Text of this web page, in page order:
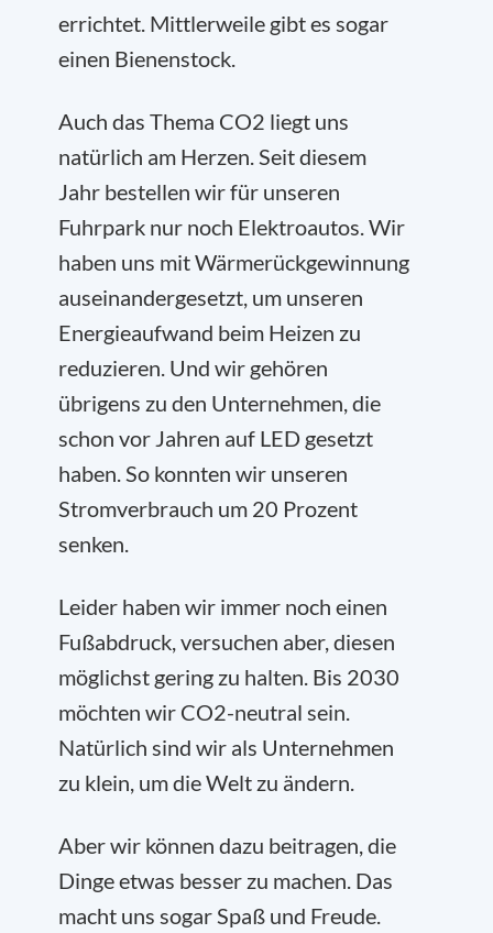
errichtet. Mittlerweile gibt es sogar
einen Bienenstock.
Auch das Thema CO2 liegt uns
natürlich am Herzen. Seit diesem
Jahr bestellen wir für unseren
Fuhrpark nur noch Elektroautos. Wir
haben uns mit Wärmerückgewinnung
auseinandergesetzt, um unseren
Energieaufwand beim Heizen zu
reduzieren. Und wir gehören
übrigens zu den Unternehmen, die
schon vor Jahren auf LED gesetzt
haben. So konnten wir unseren
Stromverbrauch um 20 Prozent
senken.
Leider haben wir immer noch einen
Fußabdruck, versuchen aber, diesen
möglichst gering zu halten. Bis 2030
möchten wir CO2-neutral sein.
Natürlich sind wir als Unternehmen
zu klein, um die Welt zu ändern.
Aber wir können dazu beitragen, die
Dinge etwas besser zu machen. Das
macht uns sogar Spaß und Freude.